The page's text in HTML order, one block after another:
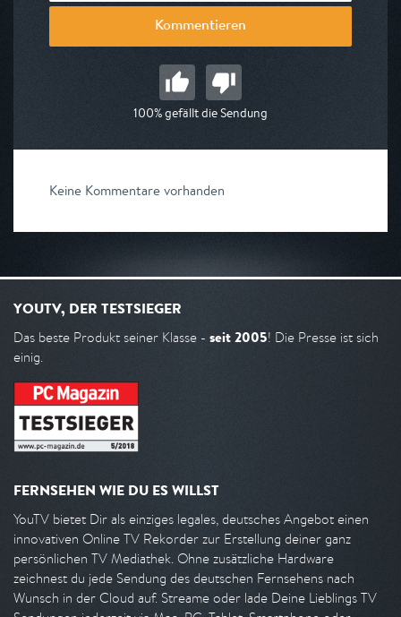
Kommentieren
100% gefällt die Sendung
Keine Kommentare vorhanden
YOUTV, DER TESTSIEGER
Das beste Produkt seiner Klasse - seit 2005! Die Presse ist sich
einig.
FERNSEHEN WIE DU ES WILLST
YouTV bietet Dir als einziges legales, deutsches Angebot einen
innovativen Online TV Rekorder zur Erstellung deiner ganz
persönlichen TV Mediathek. Ohne zusätzliche Hardware
zeichnest du jede Sendung des deutschen Fernsehens nach
Wunsch in der Cloud auf. Streame oder lade Deine Lieblings TV